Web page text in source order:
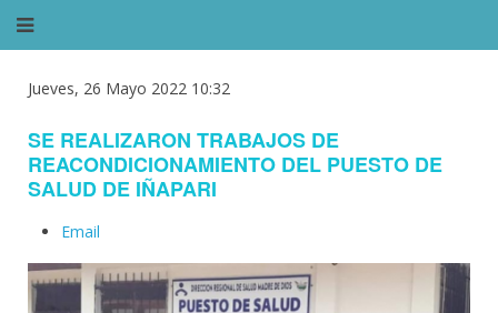
Jueves, 26 Mayo 2022 10:32
SE REALIZARON TRABAJOS DE
REACONDICIONAMIENTO DEL PUESTO DE
SALUD DE IÑAPARI
Email